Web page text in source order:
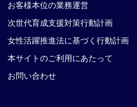
お客様本位の業務運営
次世代育成支援対策行動計画
女性活躍推進法に基づく行動計画
本サイトのご利用にあたって
お問い合わせ